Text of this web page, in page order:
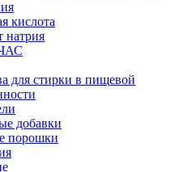
кислота
натрия
для стирки в пищевой
добавки
порошки